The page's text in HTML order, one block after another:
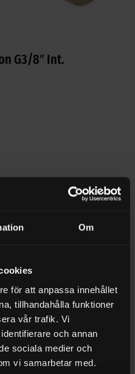
Om
för att anpassa innehållet
tillhandahålla funktioner
vår trafik. Vi
och annan
sociala medier och
vi samarbetar med.
G3/8″ Int.
svetsgas